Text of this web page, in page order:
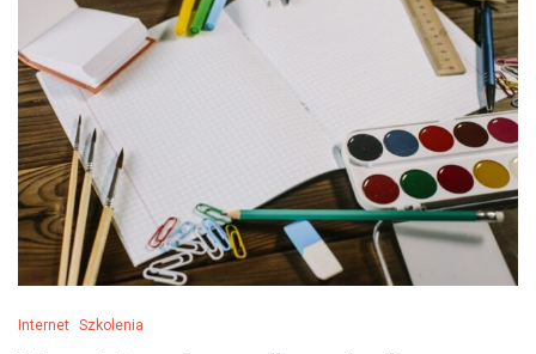
Internet Szkolenia